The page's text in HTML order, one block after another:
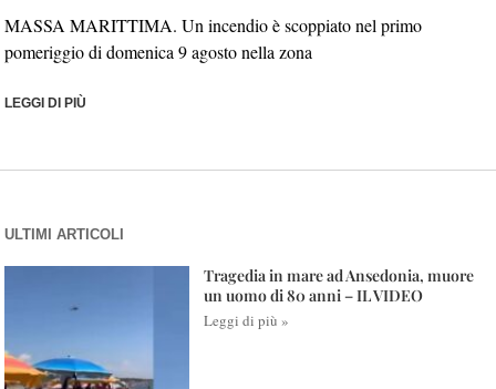
MASSA MARITTIMA. Un incendio è scoppiato nel primo
pomeriggio di domenica 9 agosto nella zona
LEGGI DI PIÙ
ULTIMI ARTICOLI
Tragedia in mare ad Ansedonia, muore
un uomo di 80 anni – IL VIDEO
Leggi di più »